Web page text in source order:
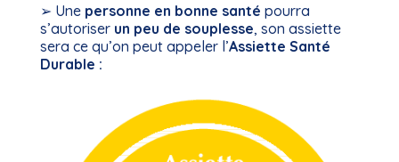
➢ Une personne en bonne santé pourra
s’autoriser un peu de souplesse, son assiette
sera ce qu’on peut appeler l’Assiette Santé
Durable :